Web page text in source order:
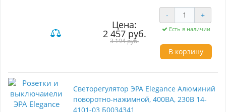
использования в жилых и коммерческих
помещениях. Модель имеет алюминиевый
корпус, который не только придает ей
современный вид, но и обеспечивает
долговечность. С его мощностью 200Вт и
рабочим диапазоном 180-250В, данный датчик
эффективно справляется с задачами контроля
2-проводная система подключения делает
механизмы гарантируют надежную работу.
Датчик движения идеально подходит для
автоматического включения света при входе в
Цена:
2 457 руб.
3 194 руб.
- +
Есть в наличии
В корзину
Светорегулятор ЭРА Elegance Алюминий
поворотно-нажимной, 400ВА, 230В 14-
4101-03 Б0034341